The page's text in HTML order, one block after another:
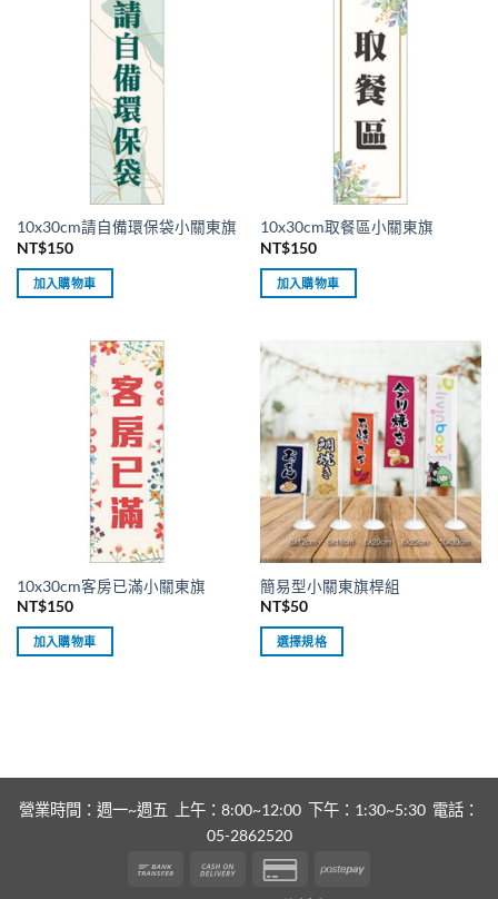
10x30cm請自備環保袋小關東旗
NT$150
加入購物車
10x30cm取餐區小關東旗
NT$150
加入購物車
10x30cm客房已滿小關東旗
NT$150
加入購物車
簡易型小關東旗桿組
NT$50
選擇規格
種
款
式。
在
營業時間：週一~週五 上午：8:00~12:00 下午：1:30~5:30 電話：
05-2862520
Bank
Cash
Credit
Postepay